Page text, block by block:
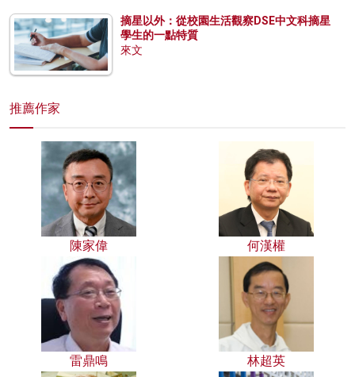
摘星以外：從校園生活觀察DSE中文科摘星
學生的一點特質
來文
推薦作家
陳家偉 何漢權
雷鼎鳴 林超英